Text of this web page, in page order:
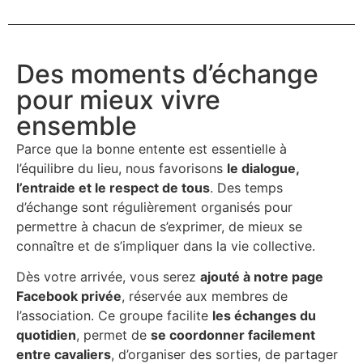
Des moments d’échange
pour mieux vivre
ensemble
Parce que la bonne entente est essentielle à
l’équilibre du lieu, nous favorisons le dialogue,
l’entraide et le respect de tous. Des temps
d’échange sont régulièrement organisés pour
permettre à chacun de s’exprimer, de mieux se
connaître et de s’impliquer dans la vie collective.
Dès votre arrivée, vous serez ajouté à notre page
Facebook privée, réservée aux membres de
l’association. Ce groupe facilite les échanges du
quotidien, permet de se coordonner facilement
entre cavaliers, d’organiser des sorties, de partager